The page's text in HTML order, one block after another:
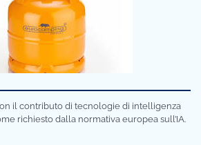
il contributo di tecnologie di intelligenza
richiesto dalla normativa europea sull’IA.